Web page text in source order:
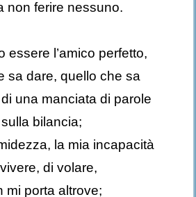
non ferire nessuno.
essere l’amico perfetto,
sa dare, quello che sa
una manciata di parole
sulla bilancia;
la mia incapacità
di volare,
mi porta altrove;